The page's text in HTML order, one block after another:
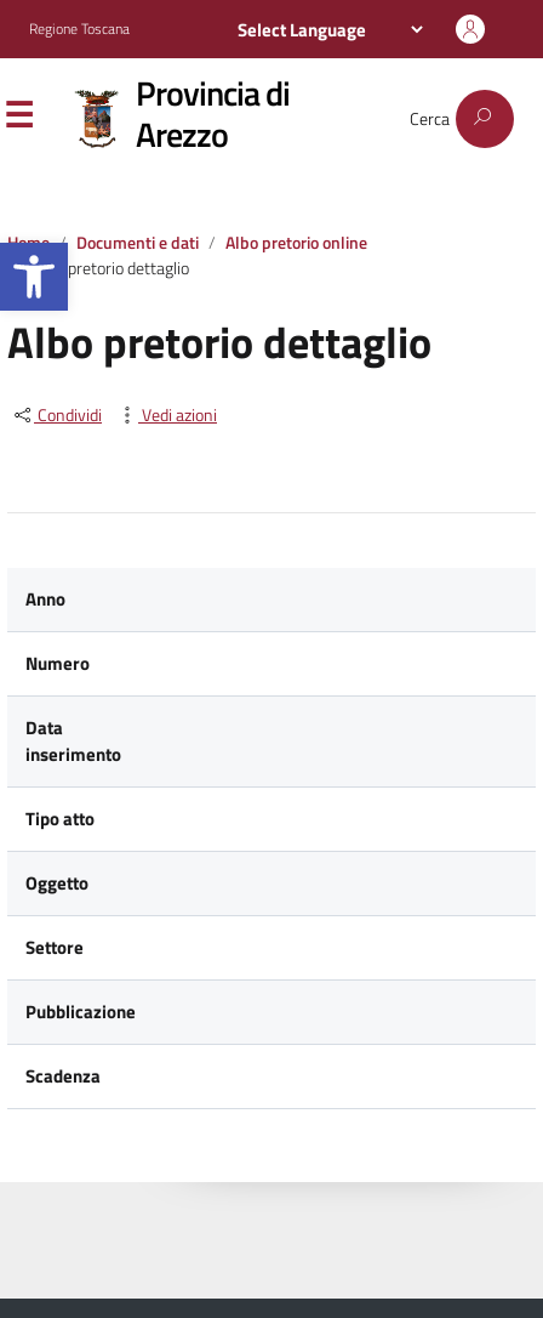
Apri la barra degli strumenti
Regione Toscana
Provincia di
Arezzo Cerca
Home Documenti e dati
Albo pretorio online
Albo pretorio dettaglio
Albo pretorio dettaglio
Condividi Vedi azioni
Anno
Numero
Data
inserimento
Tipo atto
Oggetto
Settore
Pubblicazione
Scadenza